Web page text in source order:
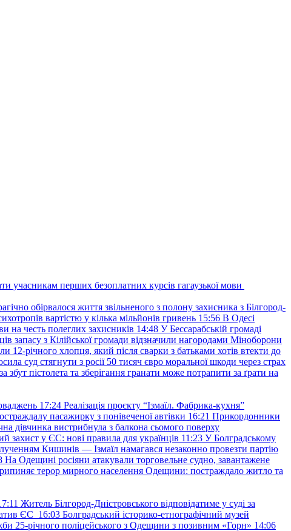
учасникам перших безоплатних курсів гагаузької мови
обірвалося життя звільненого з полону захисника з Білгород-
вартістю у кілька мільйонів гривень 15:56 В Одесі
на честь полеглих захисників 14:48 У Бессарабській громаді
запасу з Кілійської громади відзначили нагородами Міноборони
12-річного хлопця, який після сварки з батьками хотів втекти до
суд стягнути з росії 50 тисяч євро моральної шкоди через страх
пістолета та зберігання гранати може потрапити за ґрати на
17:24 Реалізація проєкту “Ізмаїл. Фабрика-кухня”
пасажирку з понівеченої автівки 16:21 Прикордонники
дівчинка вистрибнула з балкона сьомого поверху
захист у ЄС: нові правила для українців 11:23 У Болградському
Кишинів — Ізмаїл намагався незаконно провезти партію
На Одещині росіяни атакували торговельне судно, завантажене
терор мирного населення Одещини: постраждало житло та
Житель Білгород-Дністровського відповідатиме у суді за
ЄС 16:03 Болградський історико-етнографічний музей
25-річного поліцейського з Одещини з позивним «Горн» 14:06